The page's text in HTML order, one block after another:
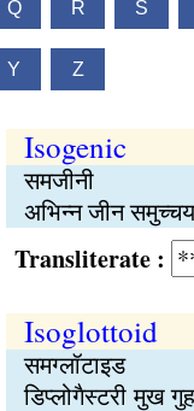
Q R S
Y Z
Isogenic
समजीनी
अभिन्न जीन
:
Isoglottoid
समग्लॉटाइड
डिप्लोगैस्टरी मुख